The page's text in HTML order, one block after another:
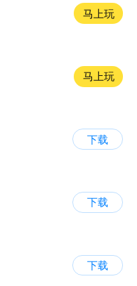
马上玩
马上玩
下载
下载
下载